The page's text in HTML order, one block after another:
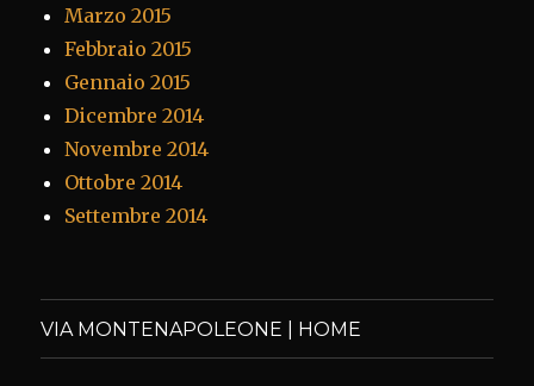
Marzo 2015
Febbraio 2015
Gennaio 2015
Dicembre 2014
Novembre 2014
Ottobre 2014
Settembre 2014
VIA MONTENAPOLEONE | HOME